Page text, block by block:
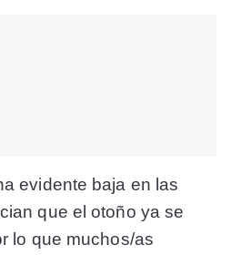
evidente baja en las
que el otoño ya se
lo que muchos/as